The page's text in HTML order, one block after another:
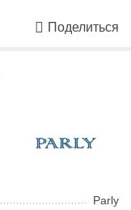
Поделиться
Parly